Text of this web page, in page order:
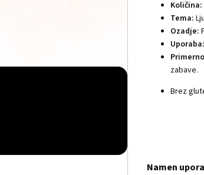
Količina:
Tema:
Ozadje:
Uporaba:
zabave.
Brez
Namen